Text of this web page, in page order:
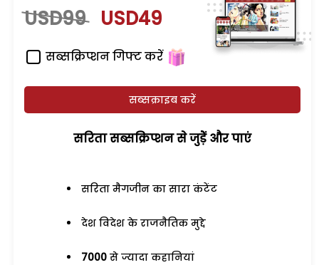
USD99 USD49
सब्सक्रिप्शन गिफ्ट करें
सब्सक्राइब करें
सरिता सब्सक्रिप्शन से जुड़ेें और पाएं
सरिता मैगजीन का सारा कंटेंट
देश विदेश के राजनैतिक मुद्दे
7000 से ज्यादा कहानियां